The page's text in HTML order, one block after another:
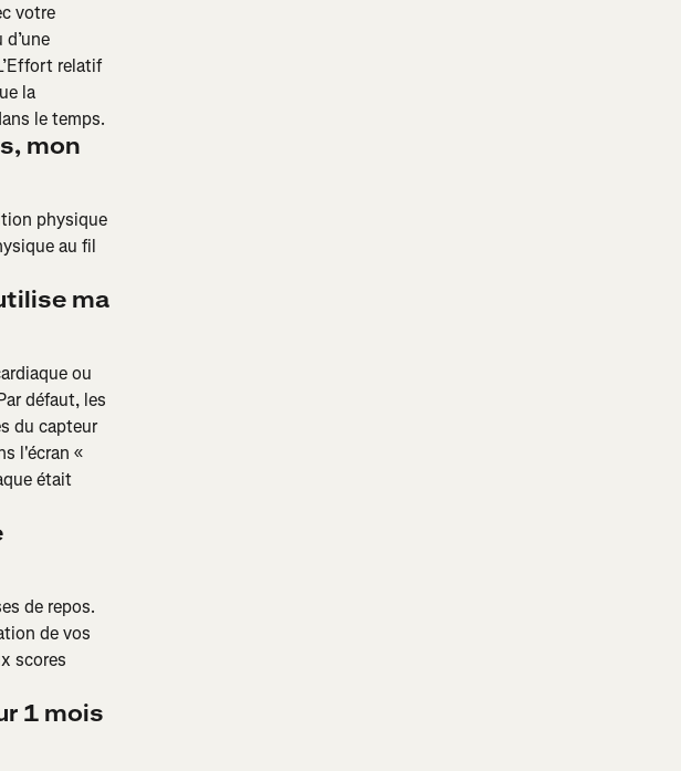
votre
relatif
la
le temps.
mon
physique
au fil
ma
ou
défaut, les
du capteur
l'écran «
était
de repos.
de vos
scores
1 mois